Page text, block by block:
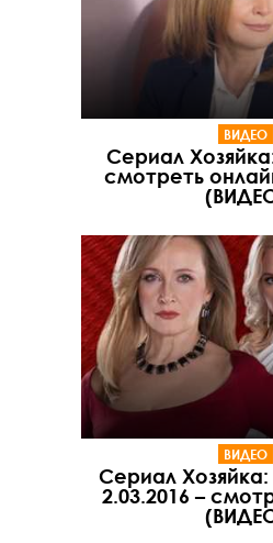
ВИДЕО
Сериал
смотреть
ВИДЕО
Сериал
2.03.2016 –